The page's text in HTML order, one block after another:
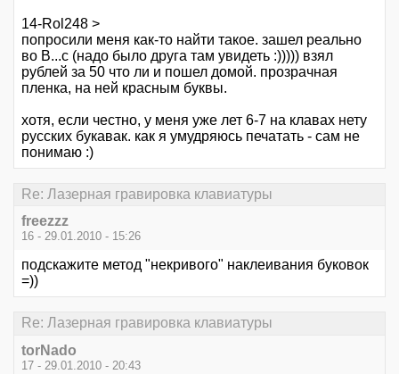
14-Rol248 >
попросили меня как-то найти такое. зашел реально
во В...с (надо было друга там увидеть :))))) взял
рублей за 50 что ли и пошел домой. прозрачная
пленка, на ней красным буквы.
хотя, если честно, у меня уже лет 6-7 на клавах нету
русских букавак. как я умудряюсь печатать - сам не
понимаю :)
Re: Лазерная гравировка клавиатуры
freezzz
16 - 29.01.2010 - 15:26
подскажите метод "некривого" наклеивания буковок
=))
Re: Лазерная гравировка клавиатуры
torNado
17 - 29.01.2010 - 20:43